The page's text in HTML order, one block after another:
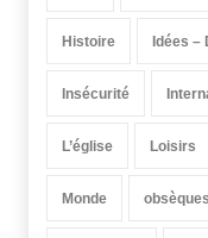
Histoire Idées –
Insécurité
L’église Loisirs
Monde obsèques